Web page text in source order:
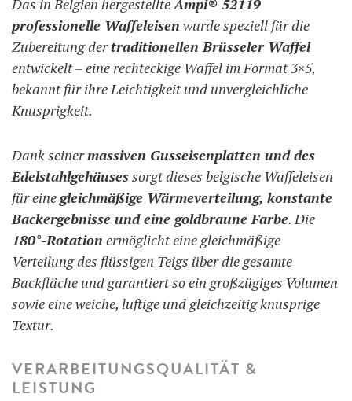
Das in Belgien hergestellteAmpi® 52119
professionelle Waffeleisen wurde speziell für die
Zubereitung dertraditionellen Brüsseler Waffel
entwickelt – eine rechteckige Waffel im Format 3×5,
bekannt für ihre Leichtigkeit und unvergleichliche
Knusprigkeit.
Dank seinermassiven Gusseisenplatten und des
Edelstahlgehäusessorgt dieses belgische Waffeleisen
für einegleichmäßige Wärmeverteilung, konstante
Backergebnisse und eine goldbraune Farbe. Die
180°-Rotation ermöglicht eine gleichmäßige
Verteilung des flüssigen Teigs über die gesamte
Backfläche und garantiert so ein großzügiges Volumen
sowie eine weiche, luftige und gleichzeitig knusprige
Textur.
VERARBEITUNGSQUALITÄT &
LEISTUNG